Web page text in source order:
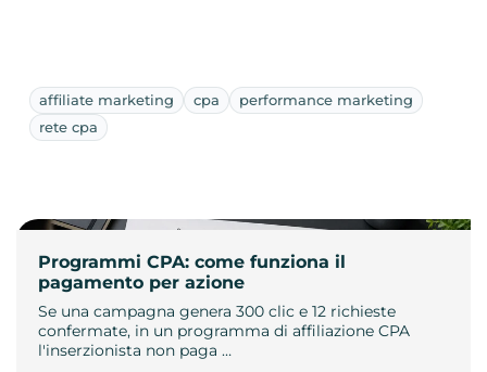
affiliate marketing cpa
performance marketing
rete cpa
Programmi CPA: come funziona il
pagamento per azione
Se una campagna genera 300 clic e 12 richieste
confermate, in un programma di affiliazione CPA
l'inserzionista non paga …